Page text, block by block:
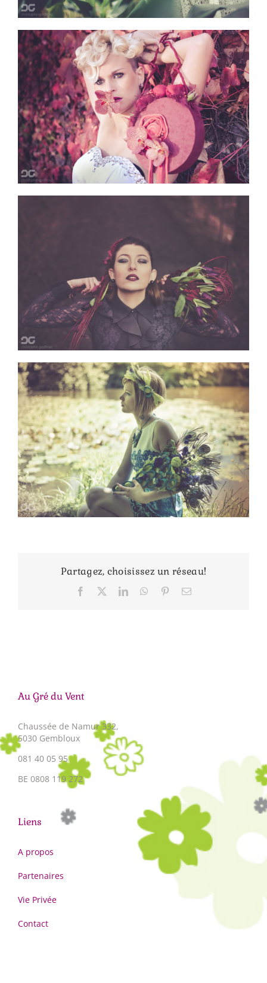
Partagez, choisissez un réseau!
Facebook LinkedInWhatsApp
PinterestEmail
Au Gré du Vent
Chaussée de Namur 332,
5030 Gembloux
081 40 05 95
BE 0808 119 272
Liens
A propos
Partenaires
Vie Privée
Contact